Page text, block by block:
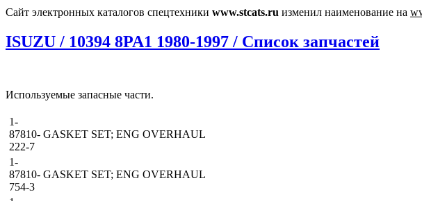
Сайт электронных каталогов спецтехники www.stcats.ru изменил наименование на
ISUZU / 10394 8PA1 1980-1997 / Список запчастей
Используемые запасные части.
1-
87810-
222-7
GASKET SET; ENG OVERHAUL
1-
87810-
754-3
GASKET SET; ENG OVERHAUL